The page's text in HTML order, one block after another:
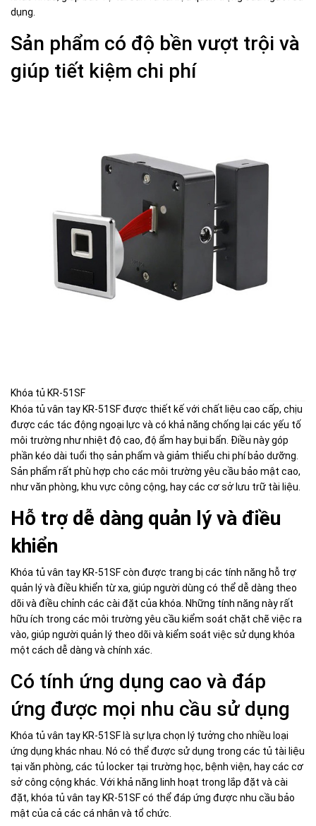
dụng.
Sản phẩm có độ bền vượt trội và
giúp tiết kiệm chi phí
Khóa tủ KR-51SF
Khóa tủ vân tay KR-51SF được thiết kế với chất liệu cao cấp, chịu
được các tác động ngoại lực và có khả năng chống lại các yếu tố
môi trường như nhiệt độ cao, độ ẩm hay bụi bẩn. Điều này góp
phần kéo dài tuổi thọ sản phẩm và giảm thiểu chi phí bảo dưỡng.
Sản phẩm rất phù hợp cho các môi trường yêu cầu bảo mật cao,
như văn phòng, khu vực công cộng, hay các cơ sở lưu trữ tài liệu.
Hỗ trợ dễ dàng quản lý và điều
khiển
Khóa tủ vân tay KR-51SF còn được trang bị các tính năng hỗ trợ
quản lý và điều khiển từ xa, giúp người dùng có thể dễ dàng theo
dõi và điều chỉnh các cài đặt của khóa. Những tính năng này rất
hữu ích trong các môi trường yêu cầu kiểm soát chặt chẽ việc ra
vào, giúp người quản lý theo dõi và kiểm soát việc sử dụng khóa
một cách dễ dàng và chính xác.
Có tính ứng dụng cao và đáp
ứng được mọi nhu cầu sử dụng
Khóa tủ vân tay KR-51SF là sự lựa chọn lý tưởng cho nhiều loại
ứng dụng khác nhau. Nó có thể được sử dụng trong các tủ tài liệu
tại văn phòng, các tủ locker tại trường học, bệnh viện, hay các cơ
sở công cộng khác. Với khả năng linh hoạt trong lắp đặt và cài
đặt, khóa tủ vân tay KR-51SF có thể đáp ứng được nhu cầu bảo
mật của cả các cá nhân và tổ chức.